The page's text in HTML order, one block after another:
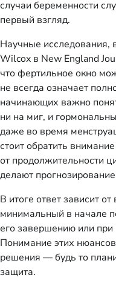
случаи беременности
первый взгляд.
Научные исследования,
Wilcox в New England
что фертильное окно
не всегда означает
начинающих важно
ни на миг, и
даже во время
стоит обратить
от продолжительности
делают
В итоге ответ зависит
минимальный в начале
его завершению или
Понимание этих
решения — будь то
защита.